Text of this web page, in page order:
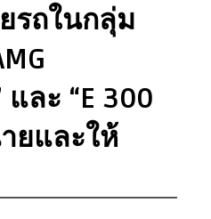
รถในกลุ่ม
และ “E 300
ยและให้